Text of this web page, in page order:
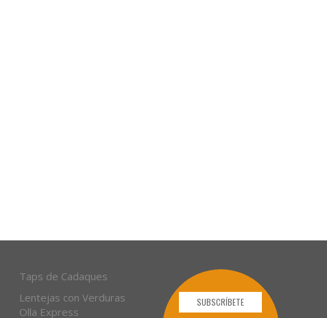
Taps de Cadaques
Lentejas con Verduras
Olla Express
SUBSCRÍBETE